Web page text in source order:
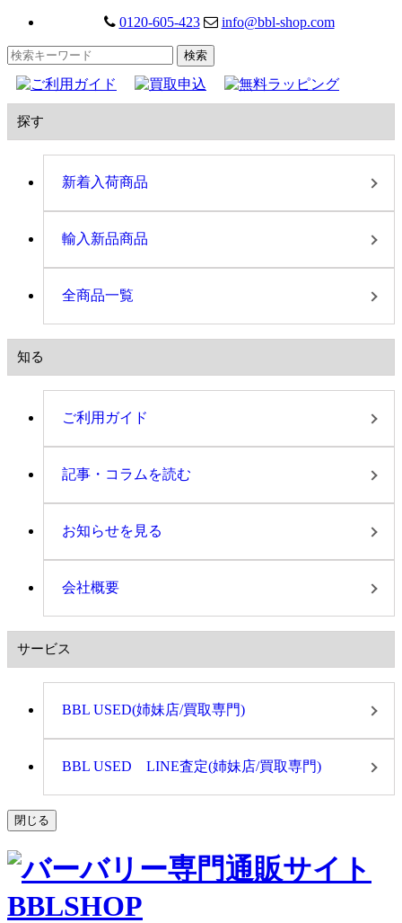
0120-605-423 info@bbl-shop.com
探す
新着入荷商品
輸入新品商品
全商品一覧
知る
ご利用ガイド
記事・コラムを読む
お知らせを見る
会社概要
サービス
BBL USED(姉妹店/買取専門)
BBL USED LINE査定(姉妹店/買取専門)
閉じる